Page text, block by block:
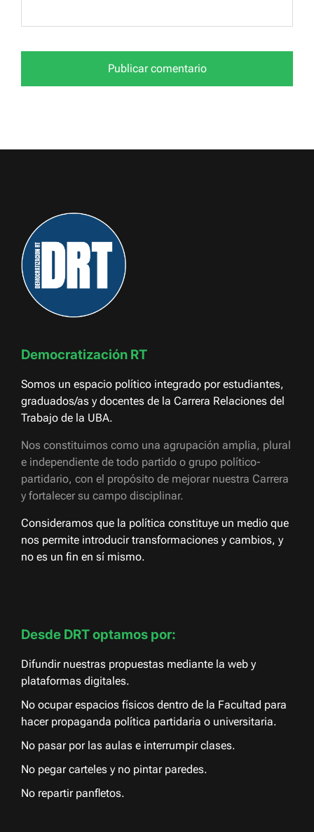
Democratización RT
Somos un espacio político integrado por estudiantes,
graduados/as y docentes de la Carrera Relaciones del
Trabajo de la UBA.
Nos constituimos como una agrupación amplia, plural
e independiente de todo partido o grupo político-
partidario, con el propósito de mejorar nuestra Carrera
y fortalecer su campo disciplinar.
Consideramos que la política constituye un medio que
nos permite introducir transformaciones y cambios, y
no es un fin en sí mismo.
Desde DRT optamos por:
Difundir nuestras propuestas mediante la web y
plataformas digitales.
No ocupar espacios físicos dentro de la Facultad para
hacer propaganda política partidaria o universitaria.
No pasar por las aulas e interrumpir clases.
No pegar carteles y no pintar paredes.
No repartir panfletos.